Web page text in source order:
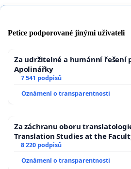
Petice podporované jinými uživateli
Za udržitelné a humánní řešení
Apolinářky
7 541 podpisů
Oznámení o transparentnosti
Za záchranu oboru
Translation Studies at the
University
8 220 podpisů
Oznámení o transparentnosti